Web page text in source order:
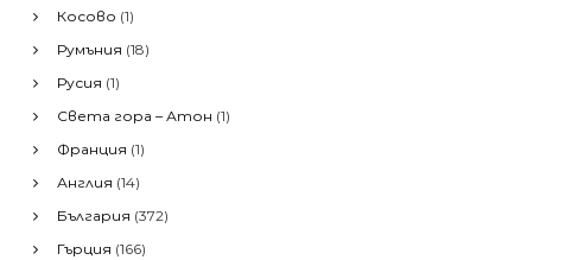
з
а
Косово (1)
Румъния (18)
Русия (1)
Света гора – Атон (1)
Франция (1)
Англия (14)
България (372)
Гърция (166)